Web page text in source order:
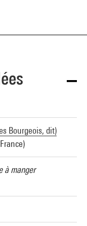
Bourgeois, dit)
à manger